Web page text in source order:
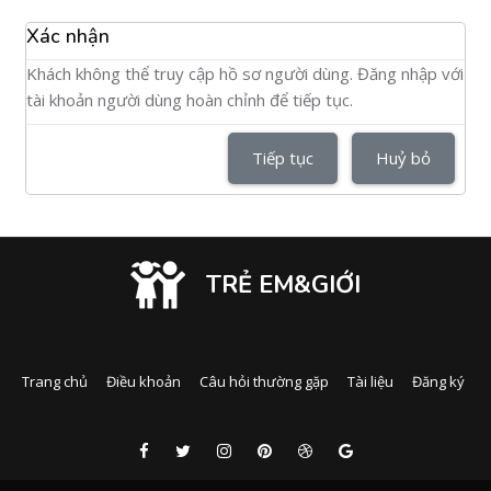
Xác nhận
Khách không thể truy cập hồ sơ người dùng. Đăng nhập với
tài khoản người dùng hoàn chỉnh để tiếp tục.
Tiếp tục Huỷ bỏ
TRẺ EM&GIỚI
Trang chủ Điều khoản Câu hỏi thường gặp Tài liệu Đăng ký